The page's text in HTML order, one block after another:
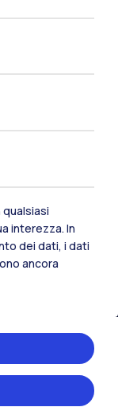
interezza. In
dei dati, i dati
ancora